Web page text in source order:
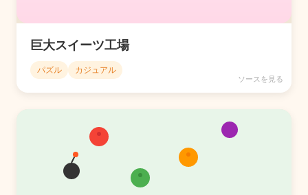
巨大スイーツ工場
パズル カジュアル
ソースを見る